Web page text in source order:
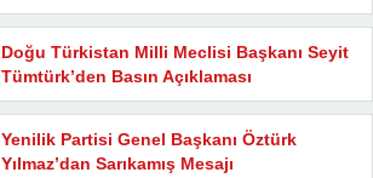
Doğu Türkistan Milli Meclisi Başkanı Seyit
Tümtürk’den Basın Açıklaması
Yenilik Partisi Genel Başkanı Öztürk
Yılmaz’dan Sarıkamış Mesajı